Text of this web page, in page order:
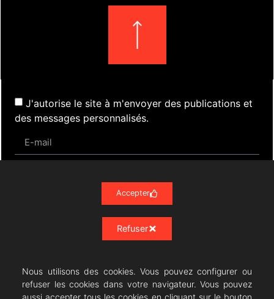
J'autorise le site à m'envoyer des publications et
des messages personnalisés.
Évènements Presse
Contact
Mentions Légales
Nous utilisons des cookies. Vous pouvez configurer ou
refuser les cookies dans votre navigateur. Vous pouvez
aussi accepter tous les cookies en cliquant sur le bouton
Accepter
Refuser